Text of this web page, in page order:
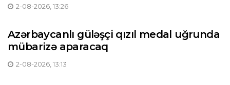
2-08-2026, 13:26
Azərbaycanlı güləşçi qızıl medal uğrunda
mübarizə aparacaq
2-08-2026, 13:13